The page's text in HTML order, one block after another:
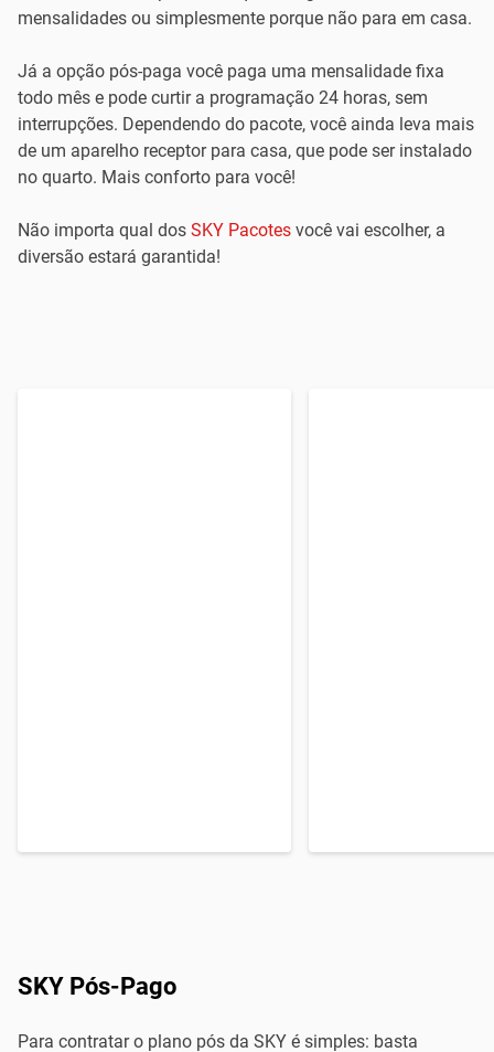
mensalidades ou simplesmente porque não para em casa.
Já a opção pós-paga você paga uma mensalidade fixa
todo mês e pode curtir a programação 24 horas, sem
interrupções. Dependendo do pacote, você ainda leva mais
de um aparelho receptor para casa, que pode ser instalado
no quarto. Mais conforto para você!
Não importa qual dos SKY Pacotes você vai escolher, a
diversão estará garantida!
SKY Pós-Pago
Para contratar o plano pós da SKY é simples: basta